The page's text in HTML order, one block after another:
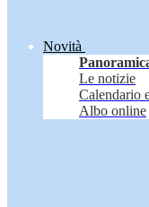
Novità
Le notizie
Calendario
Albo online